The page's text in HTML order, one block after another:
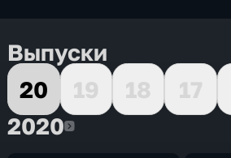
Выпуски
20
19 18 17
20202020